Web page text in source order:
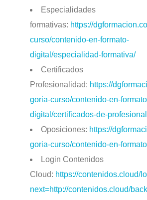
Especialidades
formativas: https://
curso/contenido-en-formato-
digital/especialidad-formativa/
Certificados
Profesionalidad: https://
goria-curso/contenido-en-
digital/certificados-de-
Oposiciones: https://
goria-curso/contenido-en-
Login Contenidos
Cloud: https://contenidos.cloud/
next=http://contenidos.cloud/